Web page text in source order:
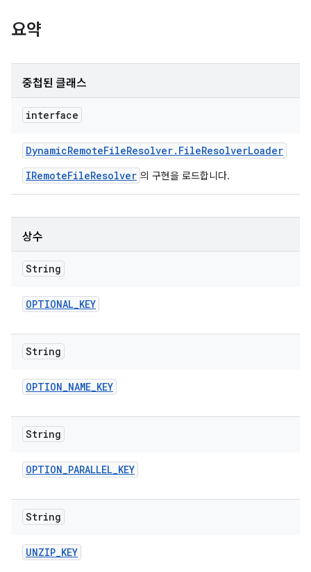
요약
중첩된 클래스
interface
DynamicRemoteFileResolver. FileResolverLoader
IRemoteFileResolver 의 구현을 로드합니다.
상수
String
OPTIONAL_KEY
String
OPTION_NAME_KEY
String
OPTION_PARALLEL_KEY
String
UNZIP_KEY